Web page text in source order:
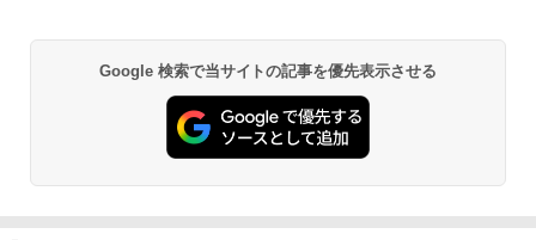
Google 検索で当サイトの記事を優先表示させる